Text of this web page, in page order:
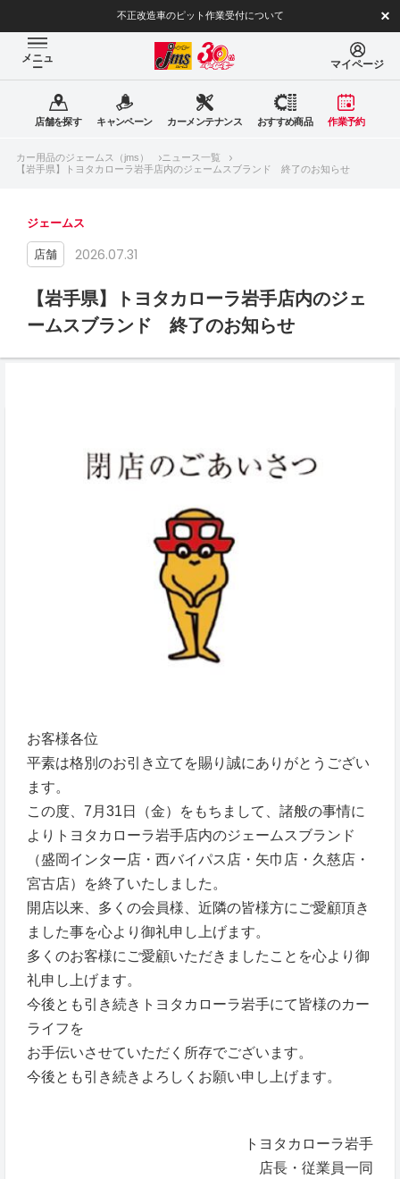
不正改造車のピット作業受付について
メニュ
ー マイページ
店舗を探す キャンペーン カーメンテナンス おすすめ商品 作業予約
カー用品のジェームス（jms）
ニュース一覧
【岩手県】トヨタカローラ岩手店内のジェームスブランド 終了のお知らせ
ジェームス
店舗 2026.07.31
【岩手県】トヨタカローラ岩手店内のジェ
ームスブランド 終了のお知らせ
お客様各位
平素は格別のお引き立てを賜り誠にありがとうござい
ます。
この度、7月31日（金）をもちまして、諸般の事情に
よりトヨタカローラ岩手店内のジェームスブランド
（盛岡インター店・西バイパス店・矢巾店・久慈店・
宮古店）を終了いたしました。
開店以来、多くの会員様、近隣の皆様方にご愛顧頂き
ました事を心より御礼申し上げます。
多くのお客様にご愛顧いただきましたことを心より御
礼申し上げます。
今後とも引き続きトヨタカローラ岩手にて皆様のカー
ライフを
お手伝いさせていただく所存でございます。
今後とも引き続きよろしくお願い申し上げます。
トヨタカローラ岩手
店長・従業員一同